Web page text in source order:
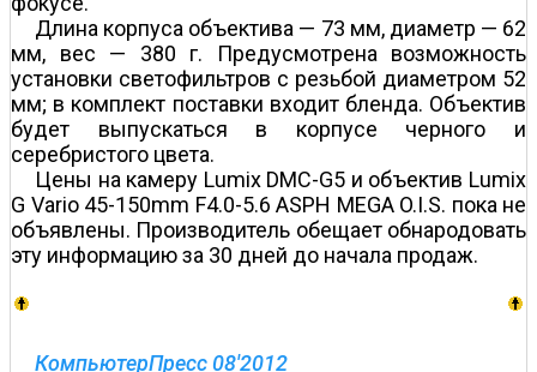
Длина корпуса объектива — 73 мм, диаметр — 62
мм, вес — 380 г. Предусмотрена возможность
установки светофильтров с резьбой диаметром 52
мм; в комплект поставки входит бленда. Объектив
будет выпускаться в корпусе черного и
серебристого цвета.
Цены на камеру Lumix DMC-G5 и объектив Lumix
G Vario 45-150mm F4.0-5.6 ASPH MEGA O.I.S. пока не
объявлены. Производитель обещает обнародовать
эту информацию за 30 дней до начала продаж.
КомпьютерПресс 08'2012